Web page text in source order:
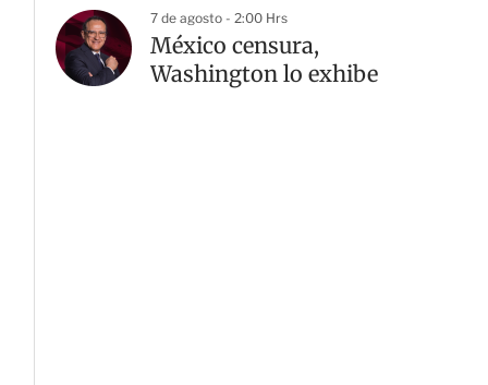
7 de agosto - 2:00 Hrs
México censura,
Washington lo exhibe